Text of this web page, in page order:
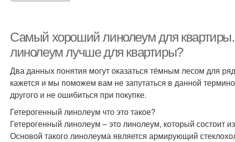
Самый хороший линолеум для квартиры.
линолеум лучше для квартиры?
Два данных понятия могут оказаться тёмным лесом для
кажется и мы поможем вам не запутаться в данной
другого и не ошибиться при покупке.
Гетерогенный линолеум что это такое?
Гетерогенный линолеум – это линолеум, который состоит
Основой такого линолеума является армирующий